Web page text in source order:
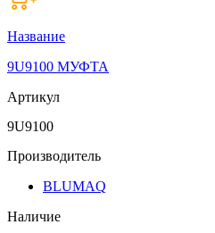
Название
9U9100 МУФТА
Артикул
9U9100
Производитель
BLUMAQ
Наличие